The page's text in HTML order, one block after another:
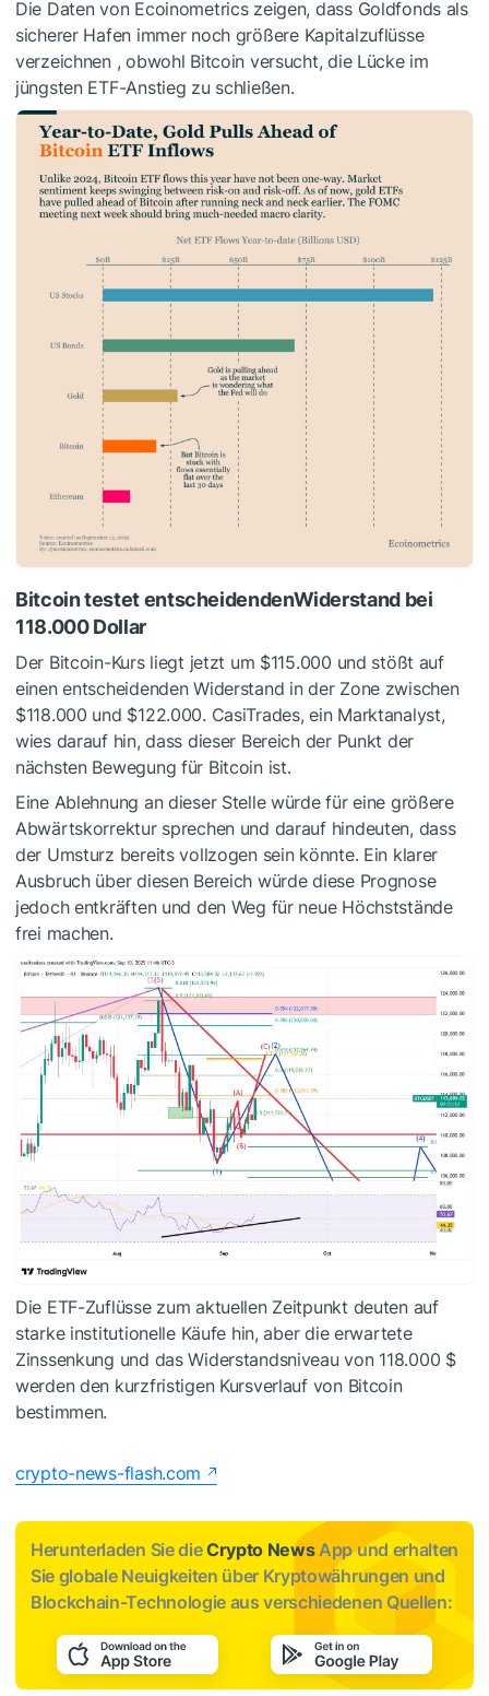
Die Datenvon Ecoinometricszeigen, dass Goldfonds als
sicherer Hafen immer noch größereKapitalzuflüsse
verzeichnen , obwohl Bitcoin versucht, die Lücke im
jüngsten ETF-Anstieg zu schließen.
Bitcoin testet entscheidendenWiderstand bei
118.000 Dollar
Der Bitcoin-Kurs liegt jetzt um $115.000 und stößt auf
einen entscheidenden Widerstand in der Zone zwischen
$118.000 und $122.000. CasiTrades, ein Marktanalyst,
wies darauf hin, dass dieser Bereich der Punkt der
nächsten Bewegung für Bitcoin ist.
Eine Ablehnung an dieser Stelle würde für eine größere
Abwärtskorrektur sprechen und darauf hindeuten, dass
der Umsturz bereits vollzogen sein könnte. Ein klarer
Ausbruch über diesen Bereich würde diese Prognose
jedoch entkräften und den Weg für neue Höchststände
frei machen.
Die ETF-Zuflüsse zum aktuellen Zeitpunkt deuten auf
starke institutionelle Käufe hin, aber die erwartete
Zinssenkung und das Widerstandsniveau von 118.000 $
werden den kurzfristigen Kursverlauf von Bitcoin
bestimmen.
crypto-news-flash.com
Herunterladen Sie dieCrypto NewsApp und erhalten
Sie globale Neuigkeiten über Kryptowährungen und
Blockchain-Technologie aus verschiedenen Quellen: